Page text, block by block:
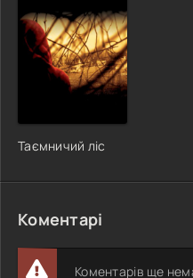
Таємничий ліс
Коментарі
Коментарів ще